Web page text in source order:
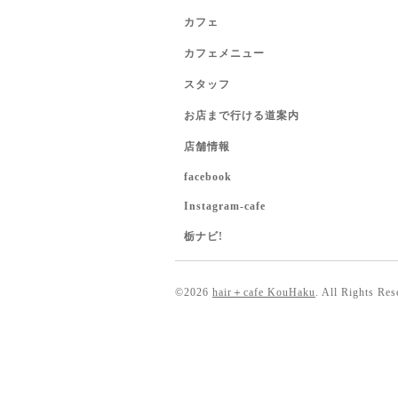
カフェ
カフェメニュー
スタッフ
お店まで行ける道案内
店舗情報
facebook
Instagram-cafe
栃ナビ!
©2026 hair＋cafe KouHaku. All Rights